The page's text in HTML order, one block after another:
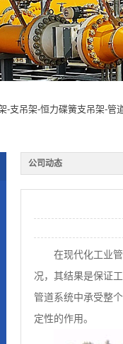
-支吊架-恒力碟簧支吊架-管
公司动态
在现代化工业
况，其结果是保证
管道系统中承受整
定性的作用。